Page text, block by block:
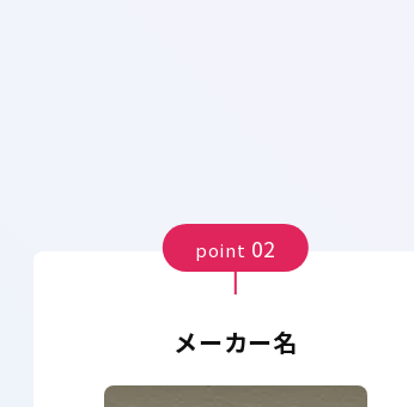
point 02
メーカー名